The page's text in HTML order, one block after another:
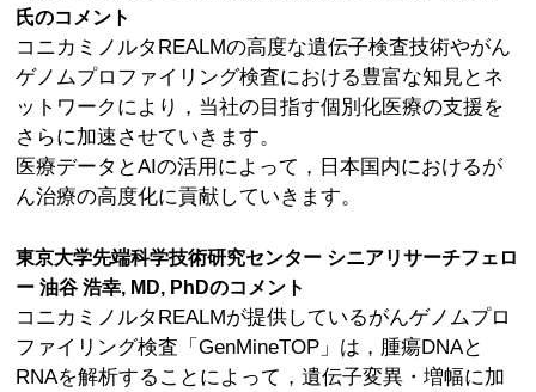
氏のコメント
コニカミノルタREALMの高度な遺伝子検査技術やがん
ゲノムプロファイリング検査における豊富な知見とネ
ットワークにより，当社の目指す個別化医療の支援を
さらに加速させていきます。
医療データとAIの活用によって，日本国内におけるが
ん治療の高度化に貢献していきます。
東京大学先端科学技術研究センター シニアリサーチフェロ
ー 油谷 浩幸, MD, PhDのコメント
コニカミノルタREALMが提供しているがんゲノムプロ
ファイリング検査「GenMineTOP」は，腫瘍DNAと
RNAを解析することによって，遺伝子変異・増幅に加